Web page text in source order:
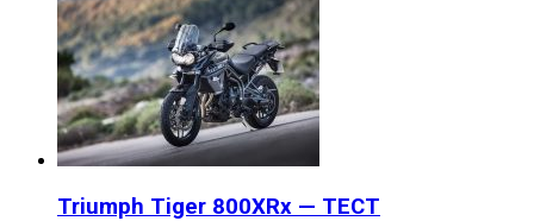
Triumph Tiger 800XRx — ТЕСТ